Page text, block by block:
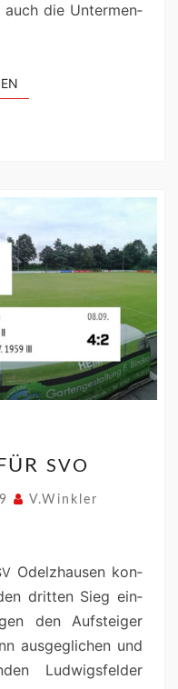
auch die Unter­men­
SVO
V.Winkler
Odelzhausen kon­
drit­ten Sieg ein­
den Auf­steiger
aus­geglichen und
Lud­wigs­felder